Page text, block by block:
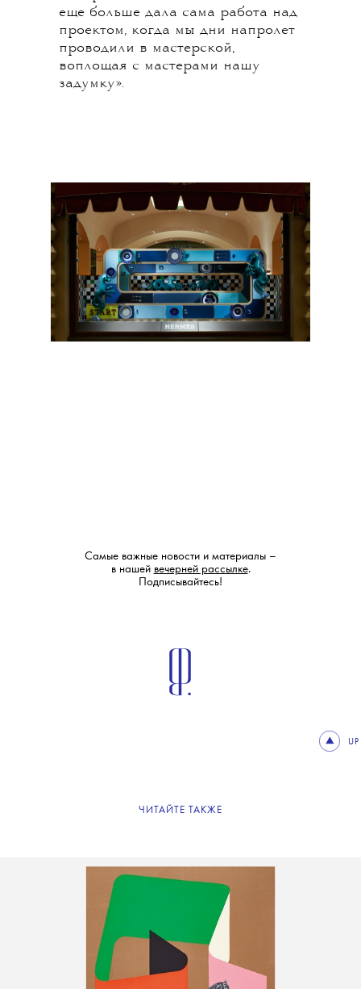
еще больше дала сама работа над
проектом, когда мы дни напролет
проводили в мастерской,
воплощая с мастерами нашу
задумку».
Самые важные новости и материалы –
в нашей вечерней рассылке.
Подписывайтесь!
UP
ЧИТАЙТЕ ТАКЖЕ